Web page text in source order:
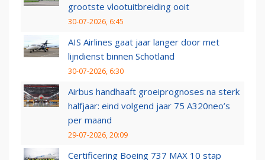
grootste vlootuitbreiding ooit
30-07-2026, 6:45
AIS Airlines gaat jaar langer door met
lijndienst binnen Schotland
30-07-2026, 6:30
Airbus handhaaft groeiprognoses na sterk
halfjaar: eind volgend jaar 75 A320neo’s
per maand
29-07-2026, 20:09
Certificering Boeing 737 MAX 10 stap